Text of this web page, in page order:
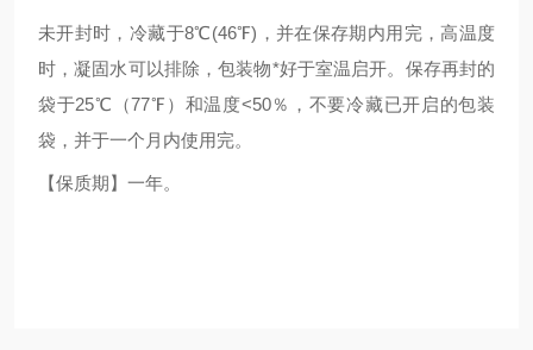
未开封时，冷藏于8℃(46℉)，并在保存期内用完，高温度
时，凝固水可以排除，包装物*好于室温启开。保存再封的
袋于25℃（77℉）和温度<50％，不要冷藏已开启的包装
袋，并于一个月内使用完。
【保质期】一年。